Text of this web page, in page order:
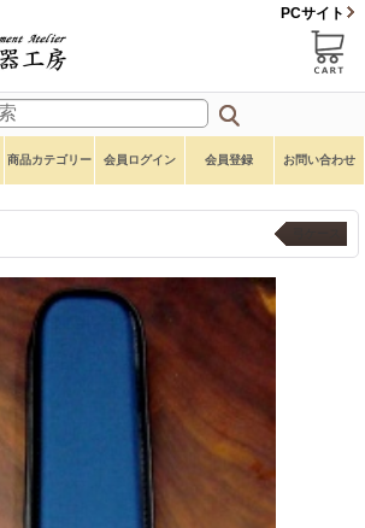
PCサイト
商品カテゴリー 会員ログイン 会員登録 お問い合わせ